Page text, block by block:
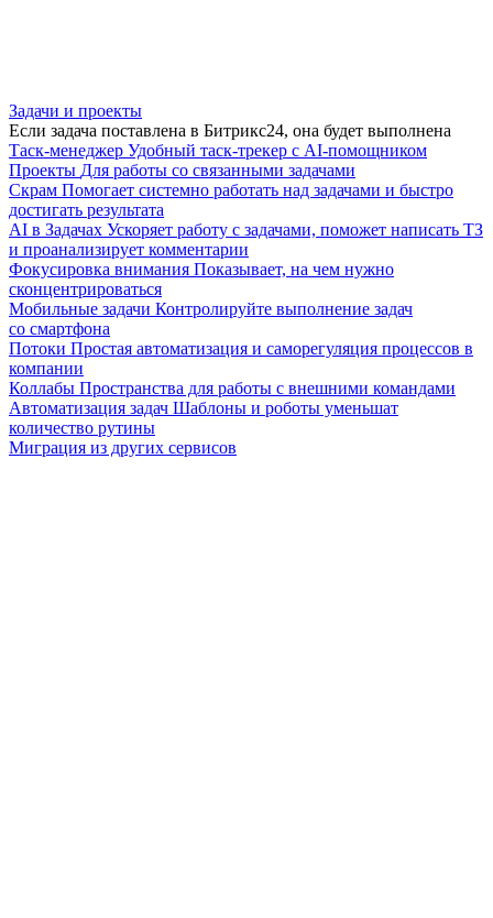
Задачи и проекты
Если задача поставлена в Битрикс24, она будет выполнена
Таск-менеджер Удобный таск-трекер с AI-помощником
Проекты Для работы со связанными задачами
Скрам Помогает системно работать над задачами и быстро
достигать результата
AI в Задачах Ускоряет работу с задачами, поможет написать ТЗ
и проанализирует комментарии
Фокусировка внимания Показывает, на чем нужно
сконцентрироваться
Мобильные задачи Контролируйте выполнение задач
со смартфона
Потоки Простая автоматизация и саморегуляция процессов в
компании
Коллабы Пространства для работы с внешними командами
Автоматизация задач Шаблоны и роботы уменьшат
количество рутины
Миграция из других сервисов